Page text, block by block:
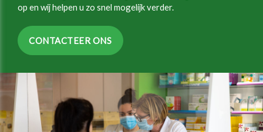
op en wij helpen u zo snel mogelijk verder.
CONTACTEER ONS